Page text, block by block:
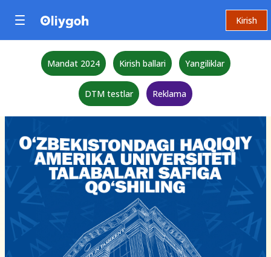
Kirish
Mandat 2024 Kirish ballari Yangiliklar
DTM testlar Reklama